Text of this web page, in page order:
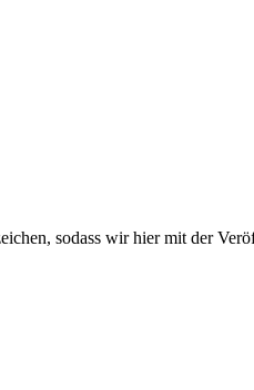
sodass wir hier mit der